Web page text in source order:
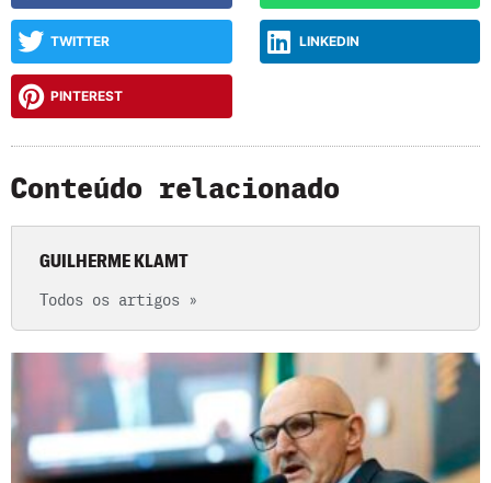
TWITTER LINKEDIN
PINTEREST
Conteúdo relacionado
GUILHERME KLAMT
Todos os artigos »